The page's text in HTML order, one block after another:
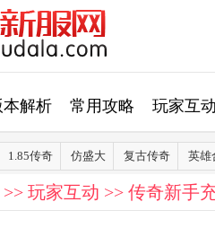
本解析 常用攻略 玩家互
1.85传奇 仿盛大 复古传奇 英雄
>> 玩家互动 >> 传奇新手